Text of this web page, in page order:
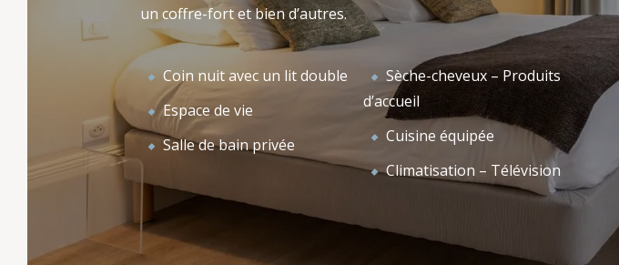
un coffre-fort et bien d’autres.
Coin nuit avec un lit double
Espace de vie
Salle de bain privée
Sèche-cheveux – Produits
d’accueil
Cuisine équipée
Climatisation – Télévision